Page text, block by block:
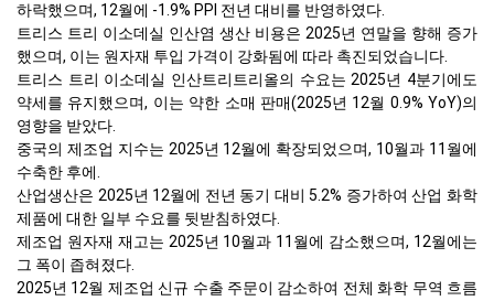
하락했으며, 12월에 -1.9% PPI 전년 대비를 반영하였다.
트리스 트리 이소데실 인산염 생산 비용은 2025년 연말을 향해 증가
했으며, 이는 원자재 투입 가격이 강화됨에 따라 촉진되었습니다.
트리스 트리 이소데실 인산트리트리올의 수요는 2025년 4분기에도
약세를 유지했으며, 이는 약한 소매 판매(2025년 12월 0.9% YoY)의
영향을 받았다.
중국의 제조업 지수는 2025년 12월에 확장되었으며, 10월과 11월에
수축한 후에.
산업생산은 2025년 12월에 전년 동기 대비 5.2% 증가하여 산업 화학
제품에 대한 일부 수요를 뒷받침하였다.
제조업 원자재 재고는 2025년 10월과 11월에 감소했으며, 12월에는
그 폭이 좁혀졌다.
2025년 12월 제조업 신규 수출 주문이 감소하여 전체 화학 무역 흐름